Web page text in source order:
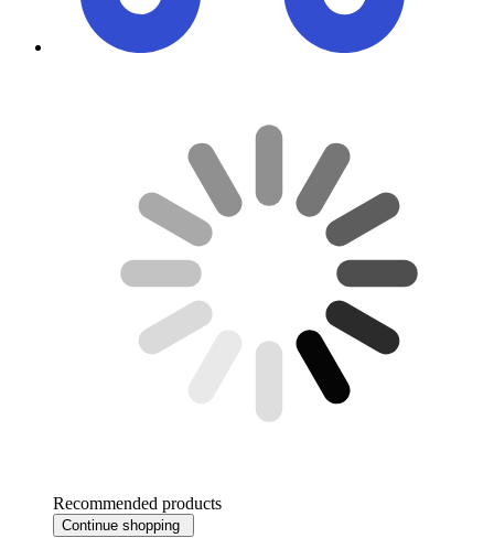
Recommended products
Continue shopping